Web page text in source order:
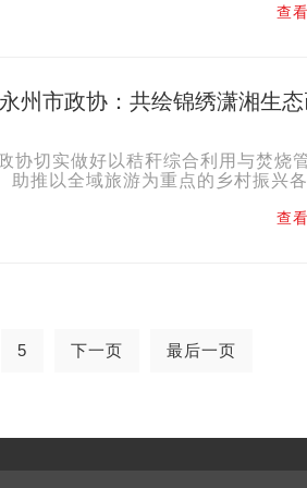
查
州市政协：共绘锦绣潇湘生
协切实做好以秸秆综合利用与焚烧
助推以全域旅游为重点的乡村振兴
查
5 下一页 最后一页